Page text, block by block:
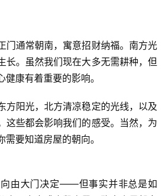
门通常朝南，寓意招财纳福。南方光
长。虽然我们现在大多无需耕种，但
康有着重要的影响。
方阳光，北方清凉稳定的光线，以及
这些都会影响我们的感受。当然，为
要知道房屋的朝向。
由大门决定——但事实并非总是如